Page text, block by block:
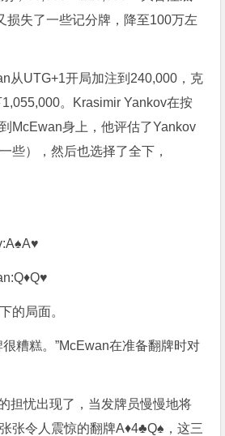
损失了一些记分牌，降至100万左
从UTG+1开局加注到240,000，克
。Krasimir Yankov在按
McEwan身上，他评估了Yankov
些），然后也选择了全下，
的局面。
很糟糕。”McEwan在准备翻牌时对
担忧出现了，当发牌员慢慢地将
张令人震惊的翻牌A♦4♣Q♠，这三